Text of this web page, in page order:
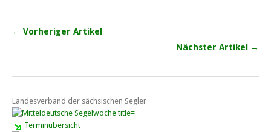
← Vorheriger Artikel
Nächster Artikel →
Landesverband der sächsischen Segler
Terminübersicht